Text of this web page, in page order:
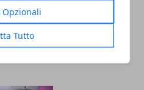
Opzionali
Tutto
a Torino come a
umani nel nome